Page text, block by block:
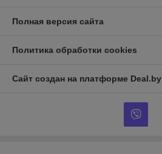
Полная версия сайта
Политика обработки cookies
Сайт создан на платформе Deal.by